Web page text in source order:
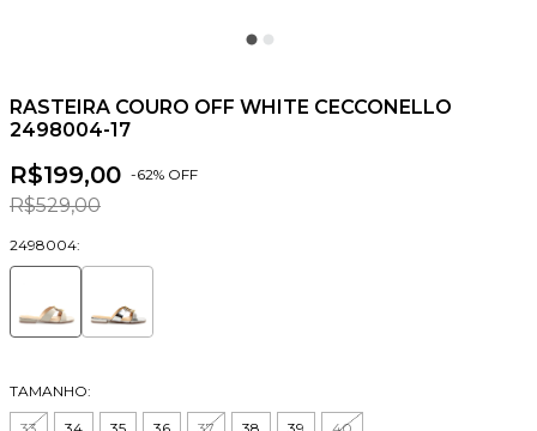
RASTEIRA COURO OFF WHITE CECCONELLO
2498004-17
R$199,00 -62% OFF
R$529,00
2498004:
TAMANHO: